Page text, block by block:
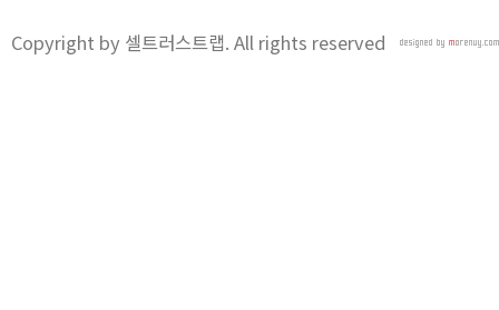
Copyright by 셀트러스트랩. All rights reserved